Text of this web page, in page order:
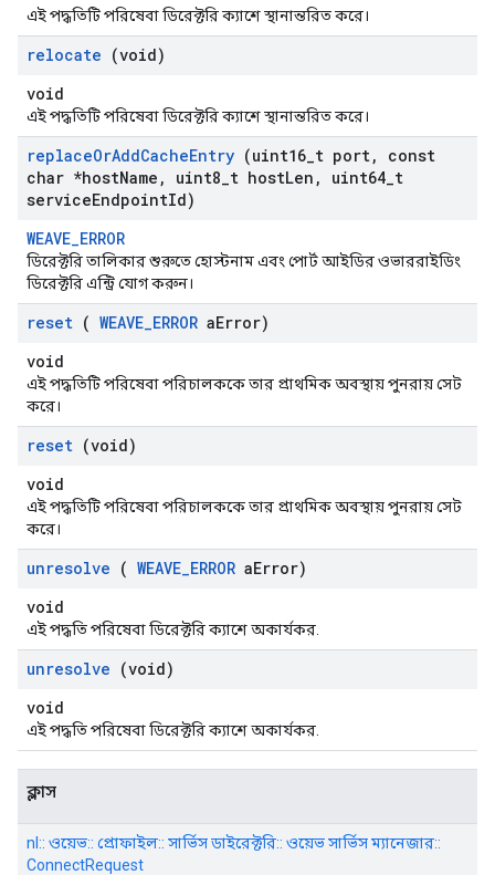
এই পদ্ধতিটি পরিষেবা ডিরেক্টরি ক্যাশে স্থানান্তরিত করে।
relocate (void)
void
এই পদ্ধতিটি পরিষেবা ডিরেক্টরি ক্যাশে স্থানান্তরিত করে।
replaceOrAddCacheEntry (uint16 t port,
const
char *hostName , uint8 t hostLen , uint64 t
serviceEndpointId)
WEAVE_ERROR
ডিরেক্টরি তালিকার শুরুতে হোস্টনাম এবং পোর্ট আইডির ওভাররাইডিং
ডিরেক্টরি এন্ট্রি যোগ করুন।
reset ( WEAVE_ERROR aError)
void
এই পদ্ধতিটি পরিষেবা পরিচালককে তার প্রাথমিক অবস্থায় পুনরায় সেট
করে।
reset (void)
void
এই পদ্ধতিটি পরিষেবা পরিচালককে তার প্রাথমিক অবস্থায় পুনরায় সেট
করে।
unresolve ( WEAVE_ERROR aError)
void
এই পদ্ধতি পরিষেবা ডিরেক্টরি ক্যাশে অকার্যকর.
unresolve (void)
void
এই পদ্ধতি পরিষেবা ডিরেক্টরি ক্যাশে অকার্যকর.
ক্লাস
nl:: ওয়েভ:: প্রোফাইল:: সার্ভিস ডাইরেক্টরি:: ওয়েভ সার্ভিস ম্যানেজার::
ConnectRequest